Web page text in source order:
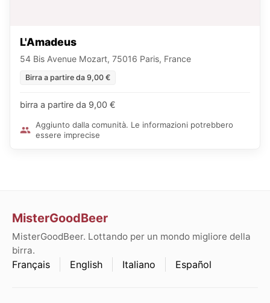
L'Amadeus
54 Bis Avenue Mozart, 75016 Paris, France
Birra a partire da 9,00 €
birra a partire da 9,00 €
Aggiunto dalla comunità. Le informazioni potrebbero
essere imprecise
MisterGoodBeer
MisterGoodBeer. Lottando per un mondo migliore della
birra.
Français English Italiano Español